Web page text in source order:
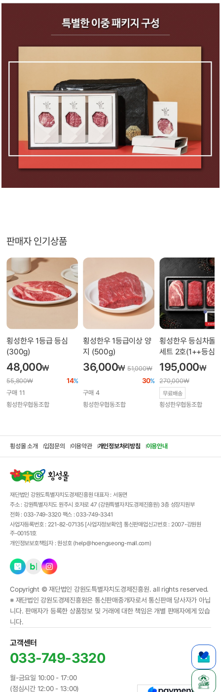
판매자 인기상품
횡성한우 1등급 등심
(300g)
48,000₩
55,800₩ 14%
구매 11
횡성한우협동조합
횡성한우 1등급이상 양
지 (500g)
36,000₩ 51,000₩
30%
구매 4
횡성한우협동조합
횡성한우 등심차돌
세트 2호(1++등심
500g, 차돌박이
국거리500g, 총
[원산지 : 국내산(횡
195,000₩
270,000₩
무료배송
횡성한우협동조합
횡성몰 소개 입점문의 이용약관 개인정보처리방침 이용안내
재단법인 강원도특별자치도경제진흥원대표자 : 서동면
주소 : 강원특별자치도 원주시 호저로 47 (강원특별자치도경제진흥원) 3층 성장지원부
전화 : 033-749-3320 팩스 :033-749-3341
사업자등록번호 : 221-82-07135 [사업자정보확인] 통신판매업신고번호 : 2007-강원원
주-00151호
개인정보보호책임자 :원성호 (help@hoengseong-mall.com)
Copyright © 재단법인 강원도특별자치도경제진흥원. all rights reserved.
※ 재단법인 강원도경제진흥원은 통신판매중개자로서 통신판매 당사자가 아닙
니다. 판매자가 등록한 상품정보 및 거래에 대한 책임은 개별 판매자에게 있습
니다.
고객센터
033-749-3320
월-금요일 10:00 - 17:00
(점심시간 12:00 - 13:00)